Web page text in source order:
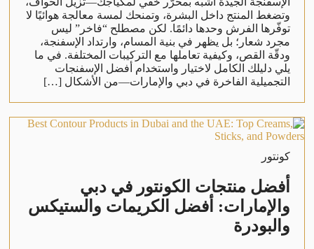
وتضغط المنتج داخل البشرة، وتمنحك لمسة معالجة هوائيًا لا
توفّرها الفرش وحدها دائمًا. لكن مصطلح “فاخر” ليس
مجرد شعار؛ بل يظهر في بنية المسام، وارتداد الإسفنجة،
ودقّة القص، وكيفية تعاملها مع التركيبات المختلفة. في ما
يلي دليلك الكامل لاختيار واستخدام أفضل الإسفنجات
التجميلية الفاخرة في دبي والإمارات—من الأشكال […]
كونتور
أفضل منتجات الكونتور في دبي
والإمارات: أفضل الكريمات والستيكس
والبودرة